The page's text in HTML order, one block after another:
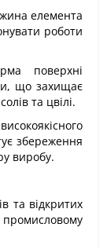
елемента
роботи
поверхні
що захищає
та цвілі.
збереження
виробу.
та відкритих